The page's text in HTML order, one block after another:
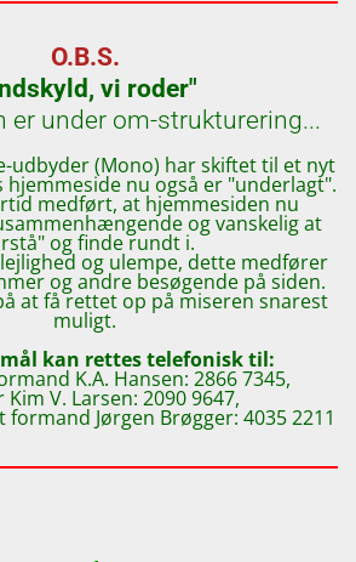
O.B.S.
vi roder"
er under om-strukturering...
udbyder (Mono) har skiftet til et nyt
hjemmeside nu også er "underlagt".
medført, at hjemmesiden nu
og vanskelig at
og finde rundt i.
og ulempe, dette medfører
og andre besøgende på siden.
at få rettet op på miseren snarest
muligt.
kan rettes telefonisk til:
K.A. Hansen: 2866 7345,
Kim V. Larsen: 2090 9647,
Jørgen Brøgger: 4035 2211